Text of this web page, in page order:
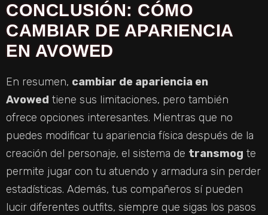
CONCLUSIÓN: CÓMO
CAMBIAR DE APARIENCIA
EN AVOWED
En resumen, cambiar de apariencia en
Avowed tiene sus limitaciones, pero también
ofrece opciones interesantes. Mientras que no
puedes modificar tu apariencia física después de la
creación del personaje, el sistema de transmog te
permite jugar con tu atuendo y armadura sin perder
estadísticas. Además, tus compañeros sí pueden
lucir diferentes outfits, siempre que sigas los pasos